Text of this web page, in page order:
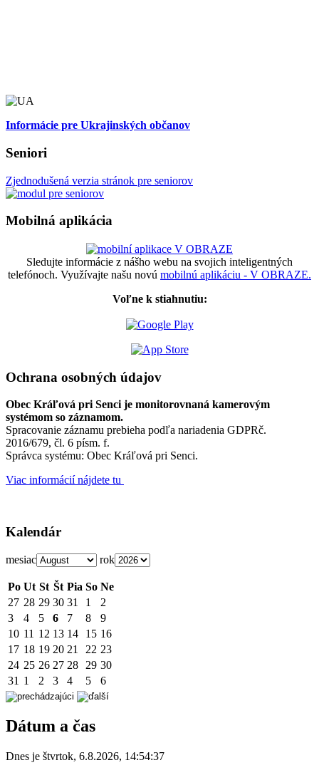
Informácie pre Ukrajinských občanov
Seniori
Zjednodušená verzia stránok pre seniorov
Mobilná aplikácia
Sledujte informácie z nášho webu na svojich inteligentných
telefónoch. Využívajte našu novú mobilnú aplikáciu - V OBRAZE.
Voľne k stiahnutiu:
Ochrana osobných údajov
Obec Kráľová pri Senci je monitorovnaná kamerovým
systémom so záznamom.
Spracovanie záznamu prebieha podľa nariadenia GDPRč.
2016/679, čl. 6 písm. f.
Správca systému: Obec Kráľová pri Senci.
Viac informácií nájdete tu
Kalendár
mesiac rok
Po Ut St Št Pia So Ne
27 28 29 30 31 1
2
3
4 5 6 7 8
9
10 11 12 13 14 15 16
17 18 19 20 21 22 23
24 25 26 27 28 29 30
31 1 2 3 4 5 6
Dátum a čas
Dnes je štvrtok, 6.8.2026, 14:54:37